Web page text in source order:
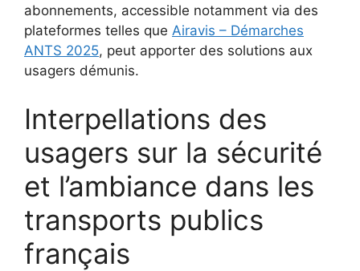
abonnements, accessible notamment via des
plateformes telles que Airavis – Démarches
ANTS 2025, peut apporter des solutions aux
usagers démunis.
Interpellations des
usagers sur la sécurité
et l’ambiance dans les
transports publics
français